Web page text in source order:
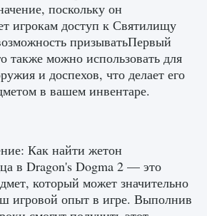
0
джунглей Нари в
1 218 0 0
поскольку он
игрокам доступ к Святилищу
призыватьПервый
также можно использовать для
и доспехов, что делает его
в вашем инвентаре.
Как найти жетон
в Dragon's Dogma 2 — это
который может значительно
игровой опыт в игре. Выполнив